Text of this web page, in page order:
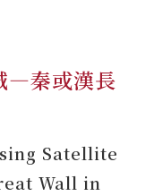
—秦或漢長
Satellite
Wall in